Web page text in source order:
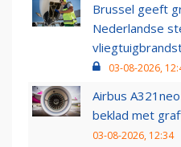
Brussel geeft
Nederlandse
03-08-2026,
Airbus
beklad met
03-08-2026, 12:34